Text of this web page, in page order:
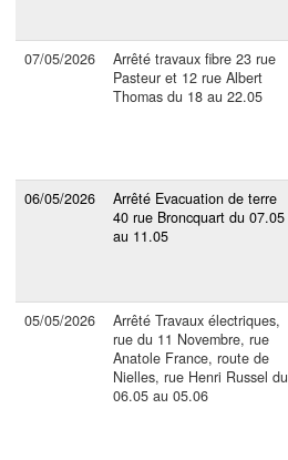
07/05/2026
Arrêté travaux fibre 23 rue
Pasteur et 12 rue Albert
Thomas du 18 au 22.05
06/05/2026
Arrêté Evacuation de terre
40 rue Broncquart du 07.05
au 11.05
05/05/2026
Arrêté Travaux électriques,
rue du 11 Novembre, rue
Anatole France, route de
Nielles, rue Henri Russel du
06.05 au 05.06